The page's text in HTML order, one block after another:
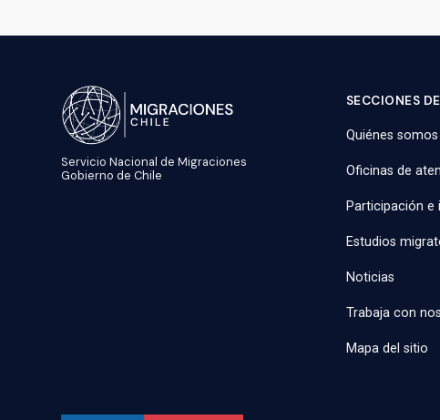
Servicio Nacional de Migraciones
Gobierno de Chile
SECCIONES
Quiénes somos
Oficinas de
Participación e
Estudios
Noticias
Trabaja con
Mapa del sitio